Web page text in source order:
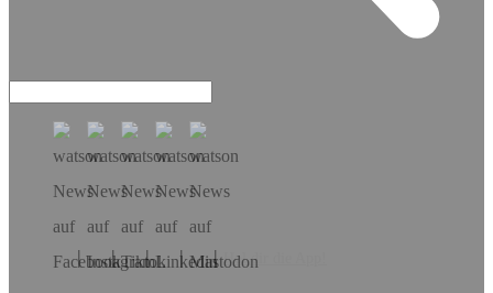
Hol dir die App!